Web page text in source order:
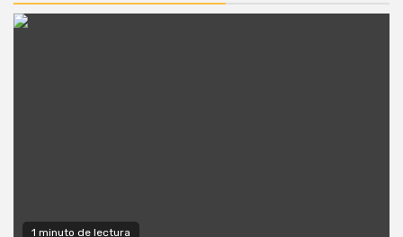
1 minuto de lectura